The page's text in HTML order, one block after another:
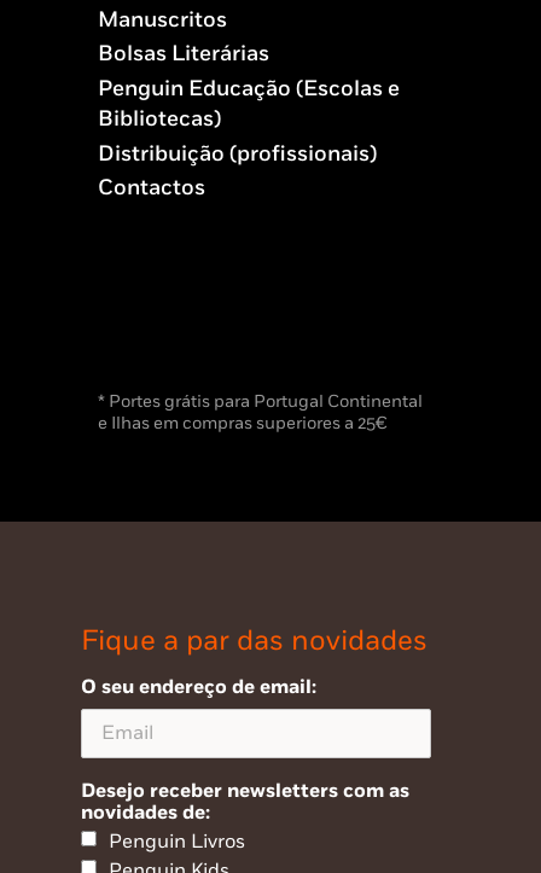
Manuscritos
Bolsas Literárias
Penguin Educação (Escolas e
Bibliotecas)
Distribuição (profissionais)
Contactos
* Portes grátis para Portugal Continental
e Ilhas em compras superiores a 25€
Fique a par das novidades
O seu endereço de email:
Desejo receber newsletters com as
novidades de:
Penguin Livros